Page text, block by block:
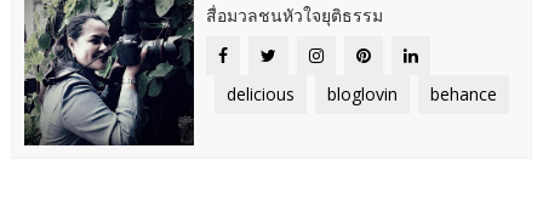
สื่อมวลชนหัวใจยุติธรรม
delicious bloglovin behance